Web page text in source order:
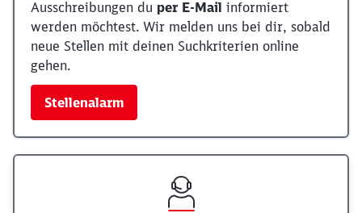
Ausschreibungen du per E-Mail informiert
werden möchtest. Wir melden uns bei dir, sobald
neue Stellen mit deinen Suchkriterien online
gehen.
Stellenalarm